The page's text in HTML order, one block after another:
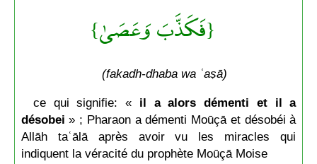
{فَكَذَّبَ وَعَصَىٰ}
(fakadh-dhaba wa ʿaṣā)
ce qui signifie: « il a alors démenti et il a
désobei» ; Pharaon a démenti Moūçā et désobéi à
Allāh taʿālā après avoir vu les miracles qui
indiquent la véracité du prophète Moūçā Moise